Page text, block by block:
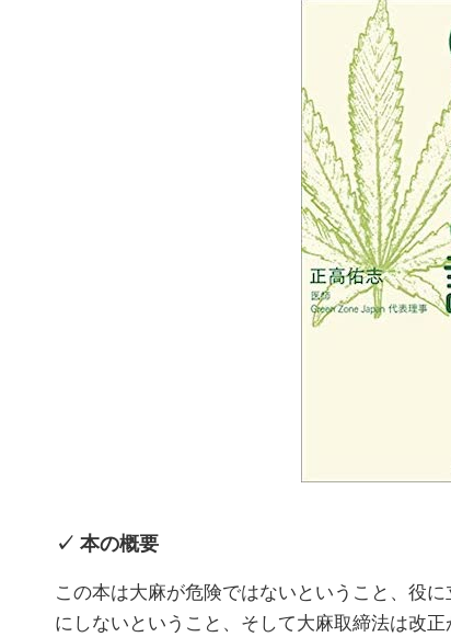
本の概要
この本は大麻が危険ではないということ、役
にしないということ、そして大麻取締法は改